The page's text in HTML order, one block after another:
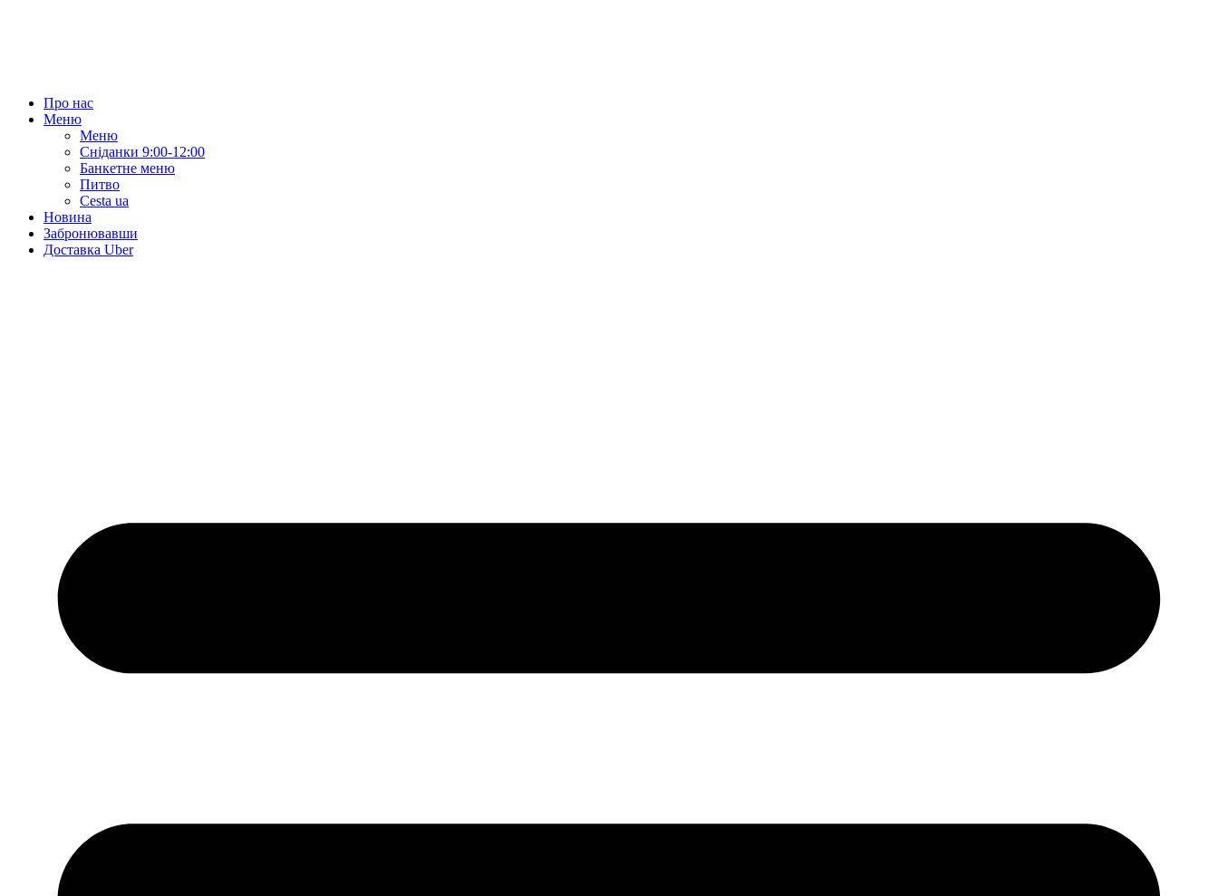
Про нас
Меню
Меню
Сніданки 9:00-12:00
Банкетне меню
Питво
Cesta ua
Новина
Забронювавши
Доставка Uber